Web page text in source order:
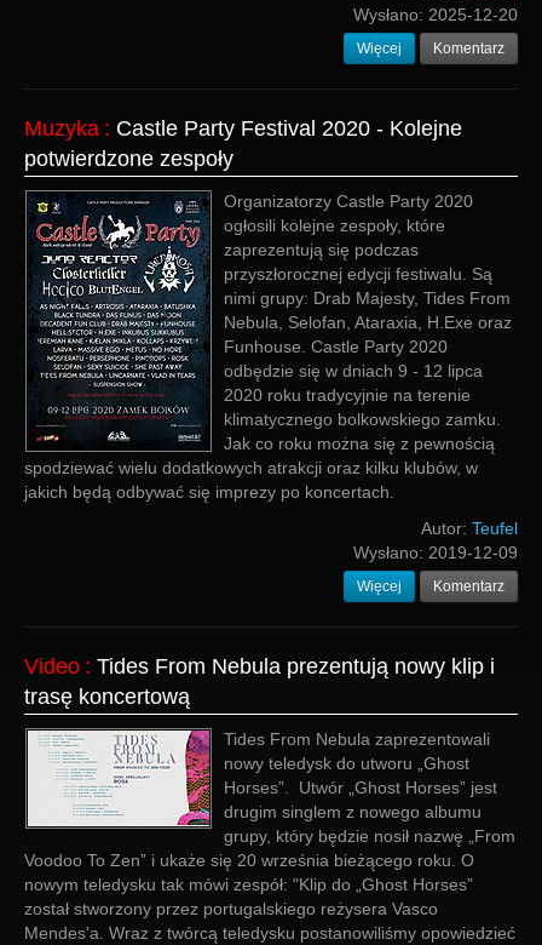
Wysłano: 2025-12-20
Więcej Komentarz
Muzyka : Castle Party Festival 2020 - Kolejne
potwierdzone zespoły
Organizatorzy Castle Party 2020
ogłosili kolejne zespoły, które
zaprezentują się podczas
przyszłorocznej edycji festiwalu. Są
nimi grupy: Drab Majesty, Tides From
Nebula, Selofan, Ataraxia, H.Exe oraz
Funhouse. Castle Party 2020
odbędzie się w dniach 9 - 12 lipca
2020 roku tradycyjnie na terenie
klimatycznego bolkowskiego zamku.
Jak co roku można się z pewnością
spodziewać wielu dodatkowych atrakcji oraz kilku klubów, w
jakich będą odbywać się imprezy po koncertach.
Autor: Teufel
Wysłano: 2019-12-09
Więcej Komentarz
Video : Tides From Nebula prezentują nowy klip i
trasę koncertową
Tides From Nebula zaprezentowali
nowy teledysk do utworu „Ghost
Horses”. Utwór „Ghost Horses” jest
drugim singlem z nowego albumu
grupy, który będzie nosił nazwę „From
Voodoo To Zen” i ukaże się 20 września bieżącego roku. O
nowym teledysku tak mówi zespół: "Klip do „Ghost Horses”
został stworzony przez portugalskiego reżysera Vasco
Mendes'a. Wraz z twórcą teledysku postanowiliśmy opowiedzieć